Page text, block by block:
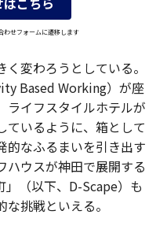
わせフォームに遷移します
変わろうとしている。
Based Working）が座
ライフスタイルホテルが
ているように、箱として
的なふるまいを引き出す
ハウスが神田で展開する
（以下、D-Scape）も
挑戦といえる。